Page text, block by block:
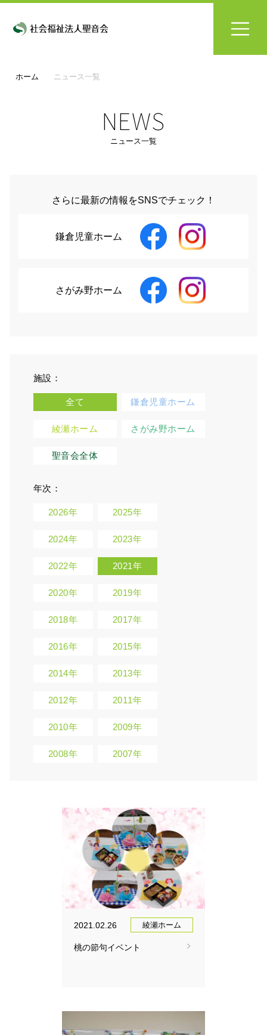
ホーム ニュース一覧
NEWS
ニュース一覧
さらに最新の情報をSNSでチェック！
鎌倉児童ホーム
さがみ野ホーム
施設：
全て 鎌倉児童ホーム
綾瀬ホーム さがみ野ホーム
聖音会全体
年次：
2026年 2025年
2024年 2023年
2022年 2021年
2020年 2019年
2018年 2017年
2016年 2015年
2014年 2013年
2012年 2011年
2010年 2009年
2008年 2007年
2021.02.26 綾瀬ホーム
桃の節句イベント